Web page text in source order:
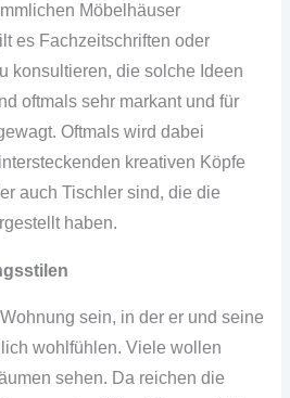
Möbelhäuser
es Fachzeitschriften oder
konsultieren, die solche Ideen
oftmals sehr markant und für
Oftmals wird dabei
kreativen Köpfe
auch Tischler sind, die die
haben.
sein, in der er und seine
wohlfühlen. Viele wollen
sehen. Da reichen die